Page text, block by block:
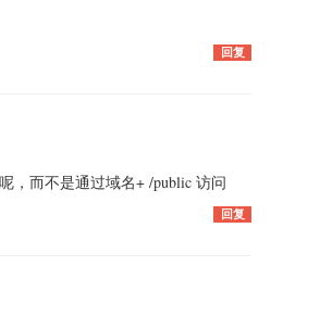
回复
，而不是通过域名+ /public 访问
回复